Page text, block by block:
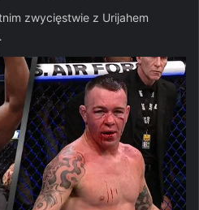
zwycięstwie z Urijahem